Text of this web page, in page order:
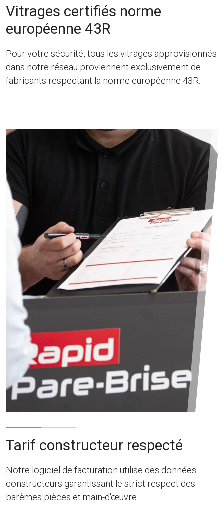
Vitrages certifiés norme
européenne 43R
Pour votre sécurité, tous les vitrages approvisionnés
dans notre réseau proviennent exclusivement de
fabricants respectant la norme européenne 43R.
Tarif constructeur respecté
Notre logiciel de facturation utilise des données
constructeurs garantissant le strict respect des
barèmes pièces et main-d'œuvre.